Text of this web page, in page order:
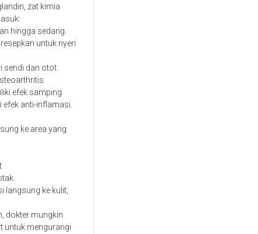
zat kimia
hingga sedang.
untuk nyeri
sendi dan otot.
efek samping
anti-inflamasi.
ke area yang
langsung ke kulit,
dokter mungkin
untuk mengurangi